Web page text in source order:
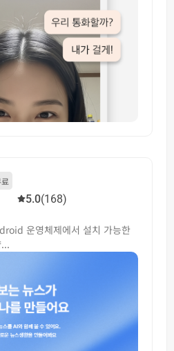
5.0(168)
운영체제에서 설치 가능한